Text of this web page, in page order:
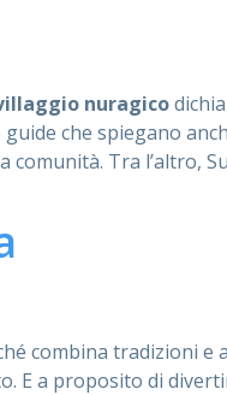
nuragico
che spiegano
Tra l’altro,
combina tradizioni
E a proposito di